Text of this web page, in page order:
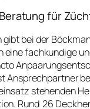
für
gibt bei der
eine fachkundige
Ansprechpartner
stehenden
Rund 26